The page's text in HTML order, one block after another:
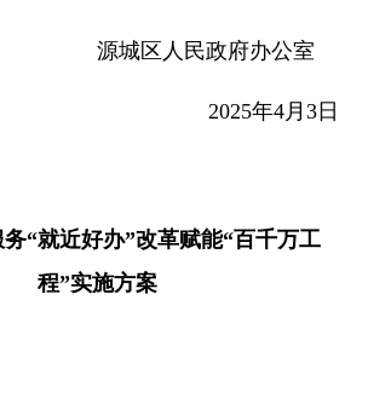
源城区人民政府办公室
2025年4月3日
“就近好办”改革赋能“百千万工
程”实施方案